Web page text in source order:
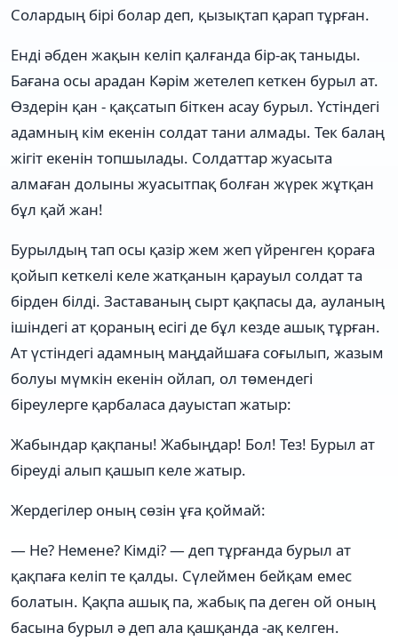
Солардың бірі болар деп, қызықтап қарап тұрған.
Енді әбден жақын келіп қалғанда бір-ақ таныды.
Бағана осы арадан Кәрім жетелеп кеткен бурыл ат.
Өздерін қан - қақсатып біткен асау бурыл. Үстіндегі
адамның кім екенін солдат тани алмады. Тек балаң
жігіт екенін топшылады. Солдаттар жуасыта
алмаған долыны жуасытпақ болған жүрек жұтқан
бұл қай жан!
Бурылдың тап осы қазір жем жеп үйренген қораға
қойып кеткелі келе жатқанын қарауыл солдат та
бірден білді. Заставаның сырт қақпасы да, ауланың
ішіндегі ат қораның есігі де бұл кезде ашық тұрған.
Ат үстіндегі адамның маңдайшаға соғылып, жазым
болуы мүмкін екенін ойлап, ол төмендегі
біреулерге қарбаласа дауыстап жатыр:
Жабындар қақпаны! Жабыңдар! Бол! Тез! Бурыл ат
біреуді алып қашып келе жатыр.
Жердегілер оның сөзін ұға қоймай:
— Не? Немене? Кімді? — деп тұрғанда бурыл ат
қақпаға келіп те қалды. Сүлеймен бейқам емес
болатын. Қақпа ашық па, жабық па деген ой оның
басына бурыл ә деп ала қашқанда -ақ келген.